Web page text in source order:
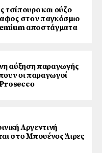
τσίπουρο και ούζο
στoν παγκόσμιο
αποστάγματα
αύξηση παραγωγής
οι παραγωγοί
Αργεντινή
στο Μπουένος Άιρες